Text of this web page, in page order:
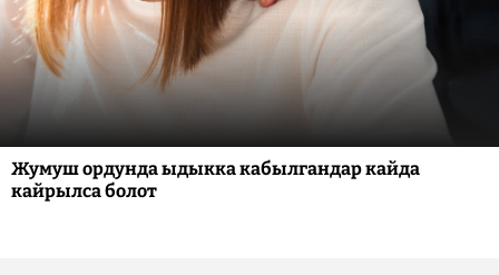
Жумуш ордунда ыдыкка кабылгандар кайда
кайрылса болот